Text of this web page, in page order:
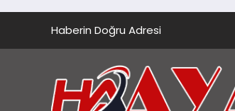
Haberin Doğru Adresi